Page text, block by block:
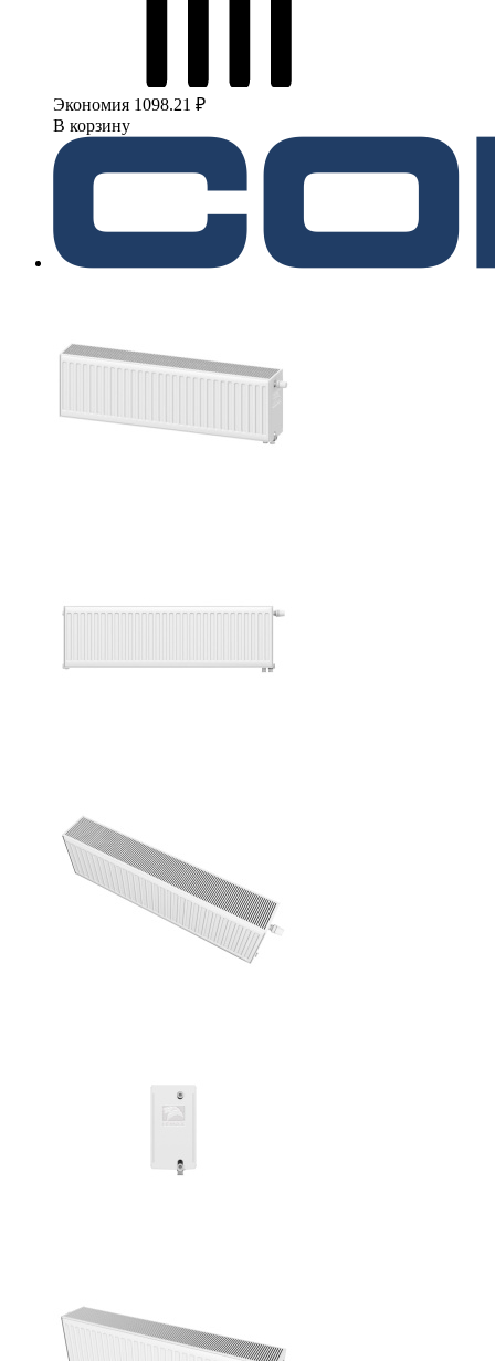
Экономия 1098.21 ₽
В корзину